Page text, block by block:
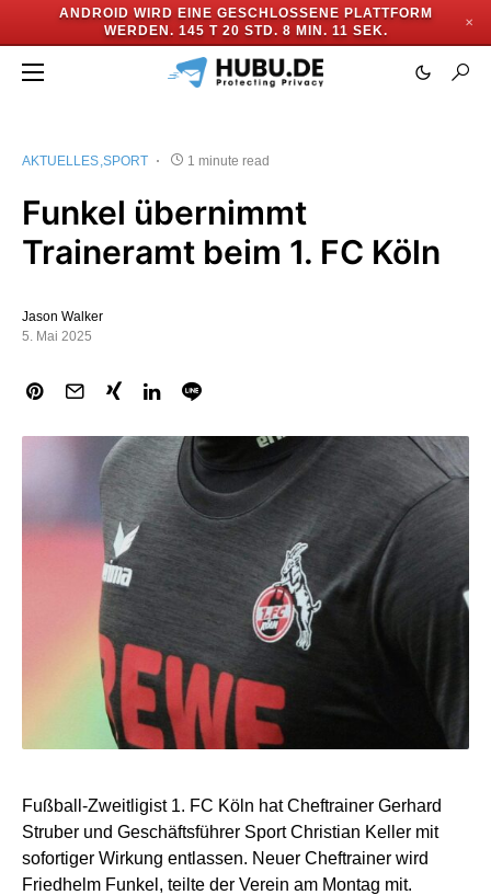
ANDROID WIRD EINE GESCHLOSSENE PLATTFORM
WERDEN. 145 T 20 STD. 8 MIN. 10 SEK.
✕
AKTUELLES SPORT 1 minute read
Funkel übernimmt
Traineramt beim 1. FC Köln
Jason Walker
5. Mai 2025
Fußball-Zweitligist 1. FC Köln hat Cheftrainer Gerhard
Struber und Geschäftsführer Sport Christian Keller mit
sofortiger Wirkung entlassen. Neuer Cheftrainer wird
Friedhelm Funkel, teilte der Verein am Montag mit.